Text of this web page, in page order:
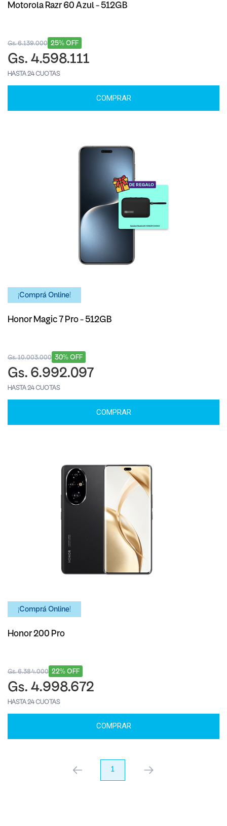
Motorola Razr 60 Azul - 512GB
25% OFF
Gs. 6.139.000
Gs. 4.598.111
HASTA 24 CUOTAS
COMPRAR
¡Comprá Online!
Honor Magic 7 Pro - 512GB
30% OFF
Gs. 10.003.000
Gs. 6.992.097
HASTA 24 CUOTAS
COMPRAR
¡Comprá Online!
Honor 200 Pro
22% OFF
Gs. 6.384.000
Gs. 4.998.672
HASTA 24 CUOTAS
COMPRAR
anterior 1 próximo